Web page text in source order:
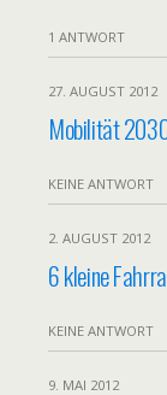
1 ANTWORT
27. AUGUST 2012
Mobilität
KEINE ANTWORT
2. AUGUST 2012
6 kleine
KEINE ANTWORT
9. MAI 2012